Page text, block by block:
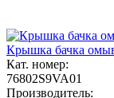
Крышка бачка
Кат. номер:
76802S9VA01
Производитель: